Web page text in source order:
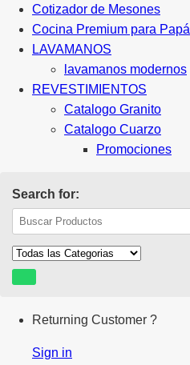
Cotizador de Mesones
Cocina Premium para Papá
LAVAMANOS
lavamanos modernos
REVESTIMIENTOS
Catalogo Granito
Catalogo Cuarzo
Promociones
Search for:
Returning Customer ?
Sign in